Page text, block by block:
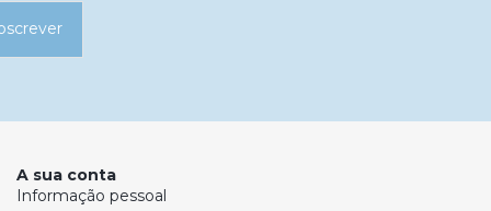
A sua conta
Informação pessoal